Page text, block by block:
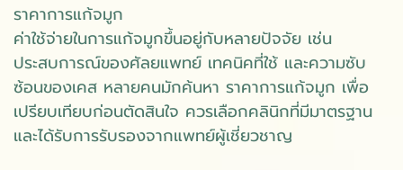
ราคาการแก้จมูก
ค่าใช้จ่ายในการแก้จมูกขึ้นอยู่กับหลายปัจจัย เช่น
ประสบการณ์ของศัลยแพทย์ เทคนิคที่ใช้ และความซับ
ซ้อนของเคส หลายคนมักค้นหา ราคาการแก้จมูก เพื่อ
เปรียบเทียบก่อนตัดสินใจ ควรเลือกคลินิกที่มีมาตรฐาน
และได้รับการรับรองจากแพทย์ผู้เชี่ยวชาญ